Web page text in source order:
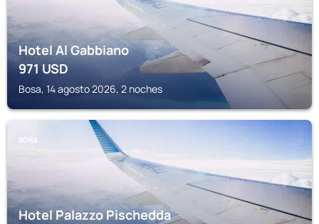
Hotel Al Gabbiano
971USD
Bosa, 14 agosto 2026, 2 noches
BOSA
Hotel Palazzo Pischedda